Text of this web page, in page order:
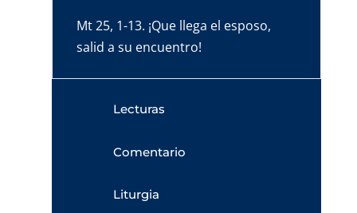
Mt 25, 1-13. ¡Que llega el esposo,
salid a su encuentro!
Lecturas
Comentario
Liturgia